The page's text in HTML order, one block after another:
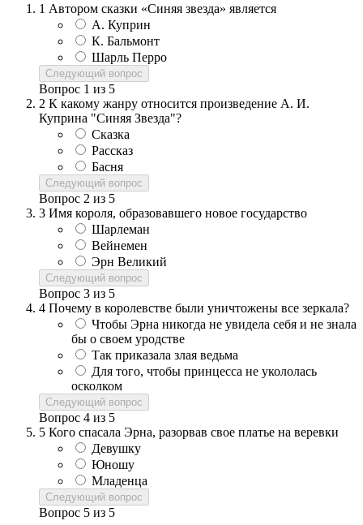
1 Автором сказки «Синяя звезда» является
А. Куприн
К. Бальмонт
Шарль Перро
Следующий вопрос
Вопрос 1 из 5
2 К какому жанру относится произведение А. И.
Куприна "Синяя Звезда"?
Сказка
Рассказ
Басня
Следующий вопрос
Вопрос 2 из 5
3 Имя короля, образовавшего новое государство
Шарлеман
Вейнемен
Эрн Великий
Следующий вопрос
Вопрос 3 из 5
4 Почему в королевстве были уничтожены все зеркала?
Чтобы Эрна никогда не увидела себя и не знала
бы о своем уродстве
Так приказала злая ведьма
Для того, чтобы принцесса не укололась
осколком
Следующий вопрос
Вопрос 4 из 5
5 Кого спасала Эрна, разорвав свое платье на веревки
Девушку
Юношу
Младенца
Следующий вопрос
Вопрос 5 из 5